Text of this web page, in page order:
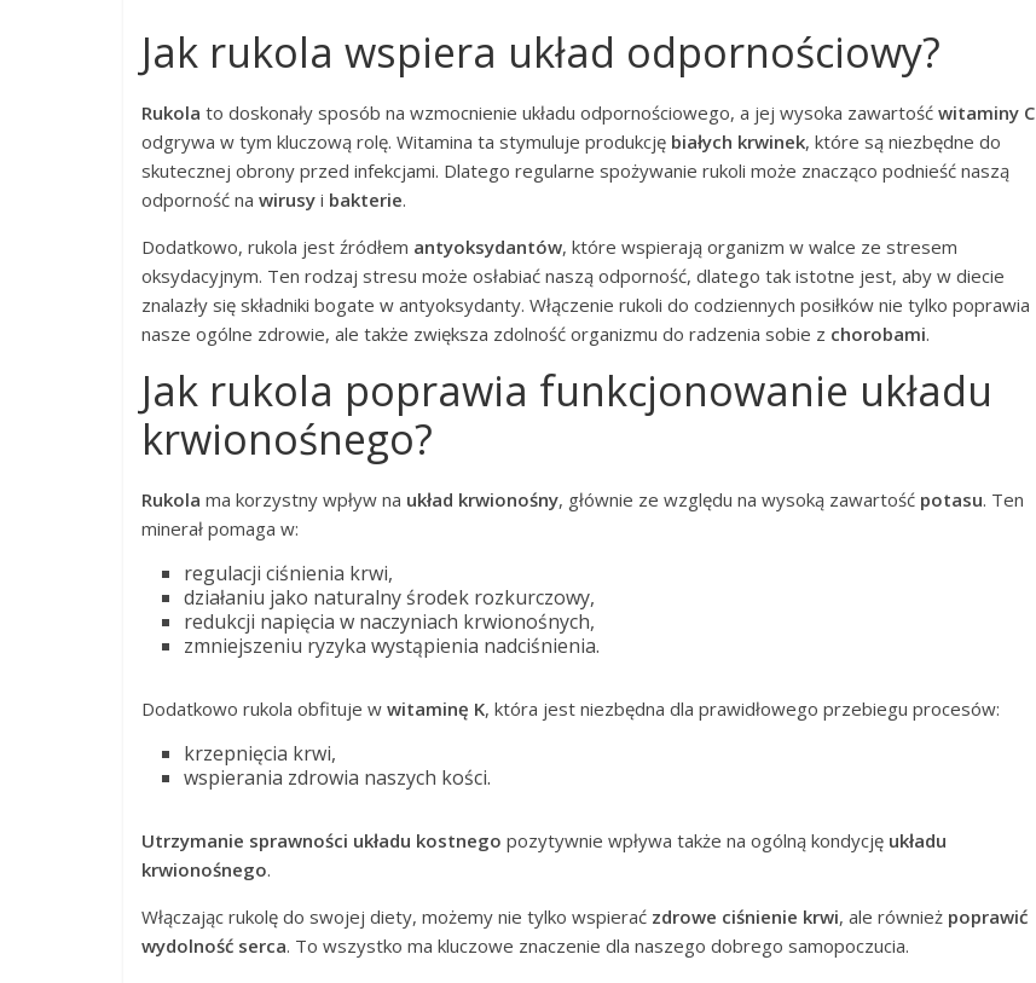
Jak rukola wspiera układ odpornościowy?
Rukola to doskonały sposób na wzmocnienie układu odpornościowego, a jej wysoka zawartość witaminy C
odgrywa w tym kluczową rolę. Witamina ta stymuluje produkcję białych krwinek, które są niezbędne do
skutecznej obrony przed infekcjami. Dlatego regularne spożywanie rukoli może znacząco podnieść naszą
odporność na wirusy i bakterie.
Dodatkowo, rukola jest źródłem antyoksydantów, które wspierają organizm w walce ze stresem
oksydacyjnym. Ten rodzaj stresu może osłabiać naszą odporność, dlatego tak istotne jest, aby w diecie
znalazły się składniki bogate w antyoksydanty. Włączenie rukoli do codziennych posiłków nie tylko poprawia
nasze ogólne zdrowie, ale także zwiększa zdolność organizmu do radzenia sobie z chorobami.
Jak rukola poprawia funkcjonowanie układu
krwionośnego?
Rukola ma korzystny wpływ na układ krwionośny, głównie ze względu na wysoką zawartość potasu. Ten
minerał pomaga w:
regulacji ciśnienia krwi,
działaniu jako naturalny środek rozkurczowy,
redukcji napięcia w naczyniach krwionośnych,
zmniejszeniu ryzyka wystąpienia nadciśnienia.
Dodatkowo rukola obfituje w witaminę K, która jest niezbędna dla prawidłowego przebiegu procesów:
krzepnięcia krwi,
wspierania zdrowia naszych kości.
Utrzymanie sprawności układu kostnego pozytywnie wpływa także na ogólną kondycję układu
krwionośnego.
Włączając rukolę do swojej diety, możemy nie tylko wspierać zdrowe ciśnienie krwi, ale również poprawić
wydolność serca. To wszystko ma kluczowe znaczenie dla naszego dobrego samopoczucia.